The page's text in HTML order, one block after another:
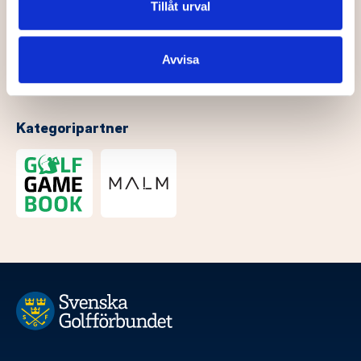
Dessa kan i sin tur kombinera informationen med annan
information som du har tillhandahållit eller som de har
Tillåt urval
Avvisa
Kategoripartner